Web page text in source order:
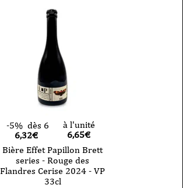
-5% dès 6
6,32€
à l'unité
6,65€
Bière Effet Papillon Brett
series - Rouge des
Flandres Cerise 2024 - VP
33cl